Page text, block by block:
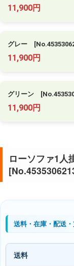
11,900円
グレー
11,900円
グリーン
11,900円
ローソファ1
送料・在庫・配送
送料